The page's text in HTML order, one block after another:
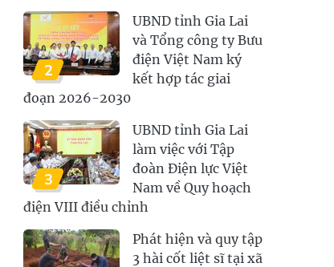
2
UBND tỉnh Gia Lai
và Tổng công ty Bưu
điện Việt Nam ký
kết hợp tác giai
đoạn 2026-2030
3
UBND tỉnh Gia Lai
làm việc với Tập
đoàn Điện lực Việt
Nam về Quy hoạch
điện VIII điều chỉnh
Phát hiện và quy tập
3 hài cốt liệt sĩ tại xã